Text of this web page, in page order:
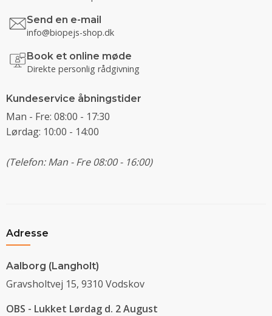
Send en e-mail
info@biopejs-shop.dk
Book et online møde
Direkte personlig rådgivning
Kundeservice åbningstider
Man - Fre: 08:00 - 17:30
Lørdag: 10:00 - 14:00
(Telefon: Man - Fre 08:00 - 16:00)
Adresse
Aalborg (Langholt)
Gravsholtvej 15, 9310 Vodskov
OBS - Lukket Lørdag d. 2 August